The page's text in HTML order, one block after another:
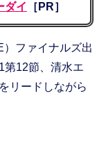
ダイ ［PR］
ファイナルズ出
第12節、清水エ
リードしながら